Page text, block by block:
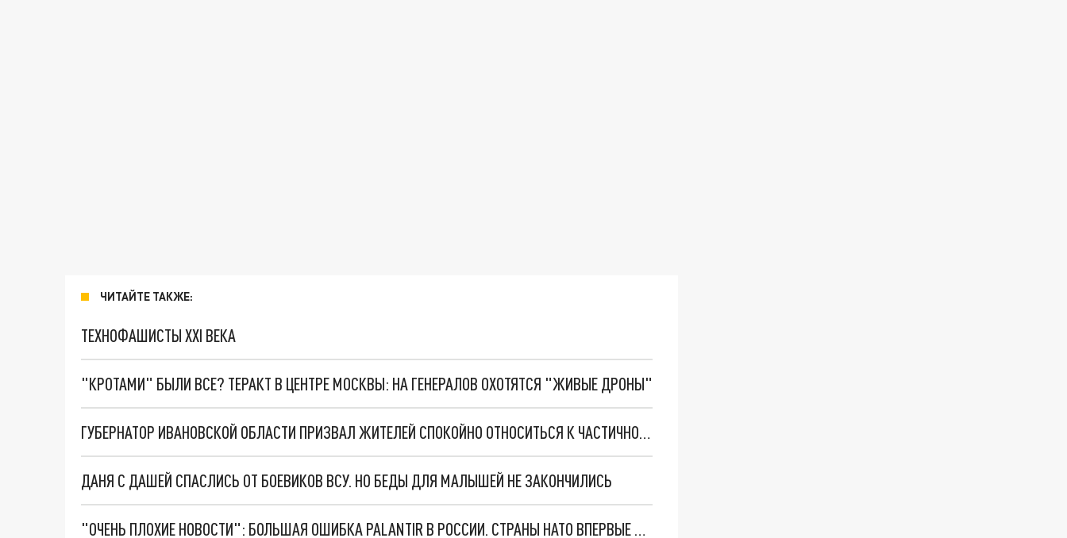
ЧИТАЙТЕ ТАКЖЕ:
ТЕХНОФАШИСТЫ XXI ВЕКА
"КРОТАМИ" БЫЛИ ВСЕ? ТЕРАКТ В ЦЕНТРЕ МОСКВЫ: НА ГЕНЕРАЛОВ ОХОТЯТСЯ "ЖИВЫЕ ДРОНЫ"
ГУБЕРНАТОР ИВАНОВСКОЙ ОБЛАСТИ ПРИЗВАЛ ЖИТЕЛЕЙ СПОКОЙНО ОТНОСИТЬСЯ К ЧАСТИЧНОЙ МОБИЛИЗАЦИИ
ДАНЯ С ДАШЕЙ СПАСЛИСЬ ОТ БОЕВИКОВ ВСУ. НО БЕДЫ ДЛЯ МАЛЫШЕЙ НЕ ЗАКОНЧИЛИСЬ
"ОЧЕНЬ ПЛОХИЕ НОВОСТИ": БОЛЬШАЯ ОШИБКА PALANTIR В РОССИИ. СТРАНЫ НАТО ВПЕРВЫЕ ЗА СВО ОСТАНОВИЛИ ПОСТАВКИ ОРУЖИЯ. ВСУ ТЕРЯЮТ ПРИГРАНИЧЬЕ?